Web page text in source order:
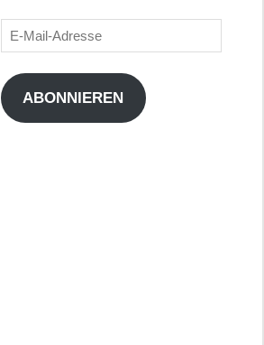
E-
Mail-
Adresse
ABONNIEREN